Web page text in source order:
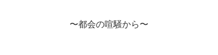
〜都会の喧騒から〜